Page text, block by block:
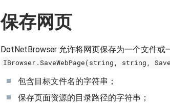
保存网页
DotNetBrowser 允许将网页保存为一个文件或
IBrowser.SaveWebPage(string, string,
包含目标文件名的字符串；
保存页面资源的目录路径的字符串；